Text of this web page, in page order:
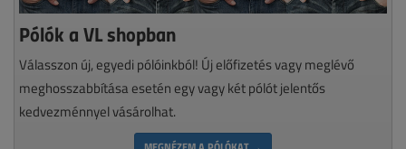
Pólók a VL shopban
Válasszon új, egyedi pólóinkból! Új előfizetés vagy meglévő
meghosszabbítása esetén egy vagy két pólót jelentős
kedvezménnyel vásárolhat.